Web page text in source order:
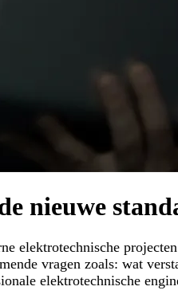
nieuwe
elektrotechnische
vragen zoals: wat
elektrotechnische